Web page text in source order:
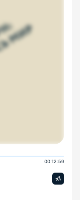
00:12:59
лекция
x1